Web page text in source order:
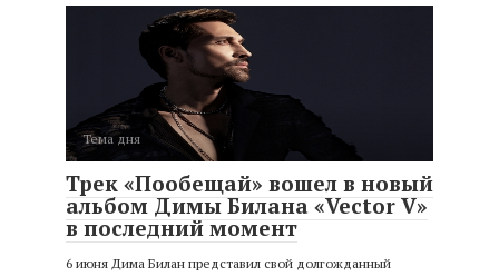
Тема дня
Трек «Пообещай» вошел в новый
альбом Димы Билана «Vector V»
в последний момент
6 июня Дима Билан представил свой долгожданный